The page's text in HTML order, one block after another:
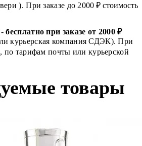
). При заказе до 2000 ₽ стоимость
-бесплатно при заказе от 2000 ₽
курьерская компания СДЭК). При
по тарифам почты или курьерской
товары